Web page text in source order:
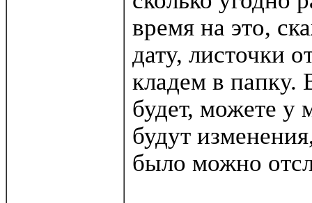
время на это,
дату, листочки
кладем в папку.
будет, можете у
будут
было можно